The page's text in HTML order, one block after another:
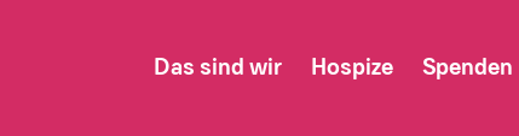
Das sind wir Hospize Spenden